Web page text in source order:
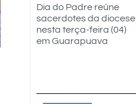
Dia do Padre reúne
sacerdotes da diocese
nesta terça-feira (04)
em Guarapuava